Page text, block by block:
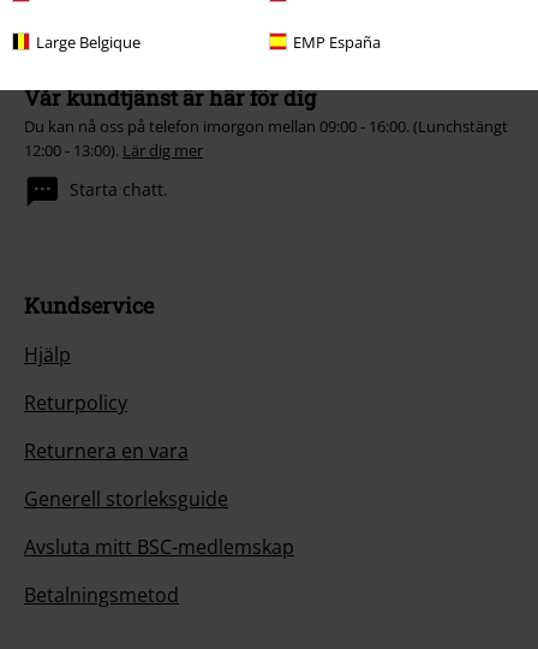
Large Belgique EMP España
Vår kundtjänst är här för dig
Du kan nå oss på telefon imorgon mellan 09:00 - 16:00. (Lunchstängt
12:00 - 13:00). Lär dig mer
Starta chatt.
Kundservice
Hjälp
Returpolicy
Returnera en vara
Generell storleksguide
Avsluta mitt BSC-medlemskap
Betalningsmetod